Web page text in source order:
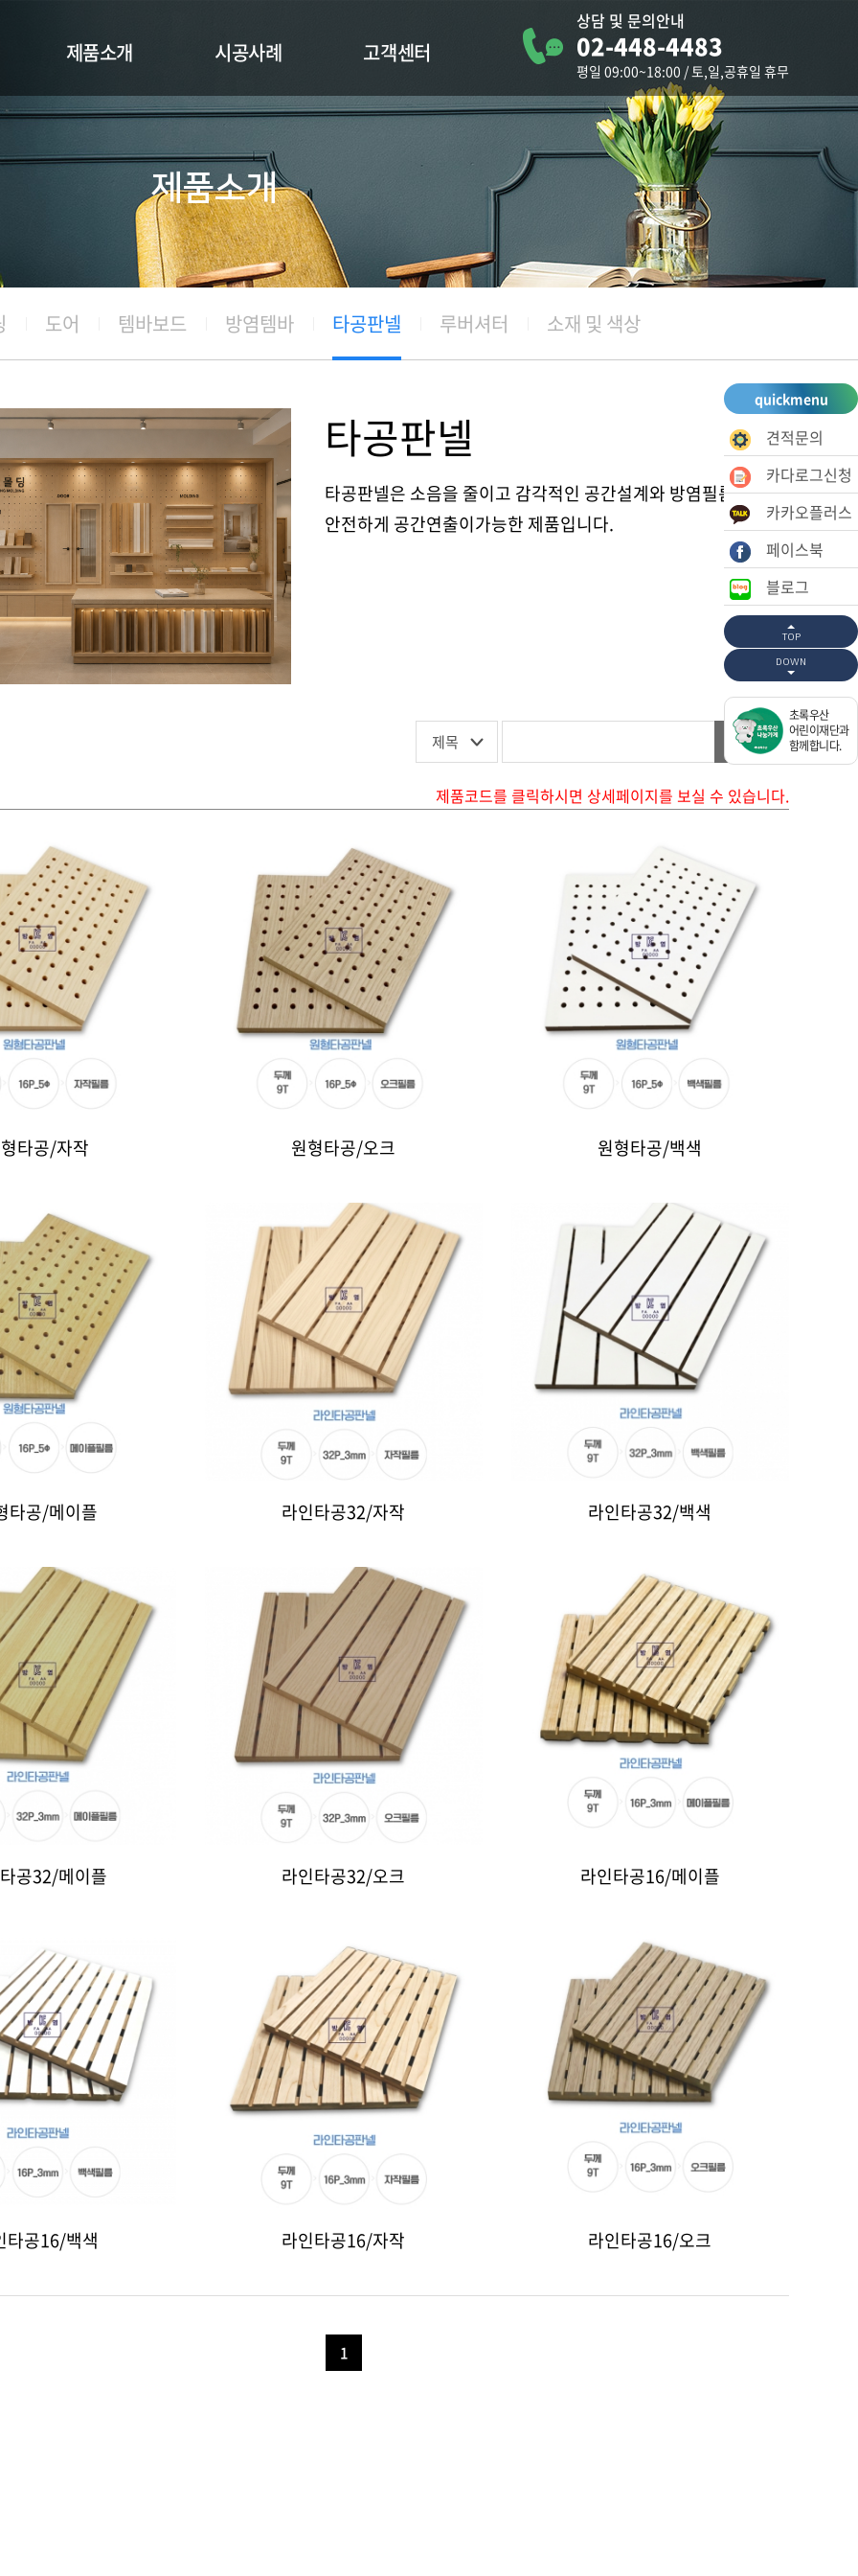
제품소개
기성몰딩
소재 및 색상
시공사례
몰딩 및 도어
루버셔터
고객센터
카다로그신청
상담 및 문의안내
02-448-4483
평일 09:00~18:00 / 토,일,공휴일 휴무
제품소개
도어 템바보드 방염템바 타공판넬 루버셔터 소재 및 색상
타공판넬
타공판넬은 소음을 줄이고 감각적인 공간설계와 방염필름으로
안전하게 공간연출이가능한 제품입니다.
제품코드를 클릭하시면 상세페이지를 보실 수 있습니다.
타공/자작 원형타공/오크 원형타공/백색
타공/메이플 라인타공32/자작 라인타공32/백색
공32/메이플 라인타공32/오크 라인타공16/메이플
타공16/백색 라인타공16/자작 라인타공16/오크
1
quickmenu
견적문의
카다로그신청
카카오플러스
페이스북
블로그
TOP
DOWN
초록우산
어린이재단과
함께합니다.